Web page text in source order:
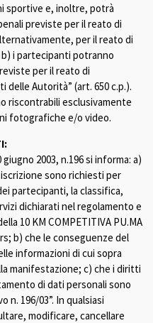
sportive e, inoltre, potrà
previste per il reato di
per il reato di
b) i partecipanti potranno
per il reato di
delle Autorità” (art. 650 c.p.).
riscontrabili esclusivamente
fotografiche e/o video.
2003, n.196 si informa: a)
sono richiesti per
partecipanti, la classifica,
dichiarati nel regolamento e
10 KM COMPETITIVA PU.MA
b) che le conseguenze del
informazioni di cui sopra
manifestazione; c) che i diritti
di dati personali sono
n. 196/03”. In qualsiasi
modificare, cancellare